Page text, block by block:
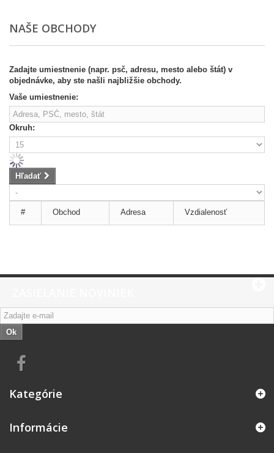
NAŠE OBCHODY
Zadajte umiestnenie (napr. psč, adresu, mesto alebo štát) v
objednávke, aby ste našli najbližšie obchody.
Vaše umiestnenie:
Okruh:
Hľadať
# Obchod Adresa Vzdialenosť
Ok
Kategórie
Informácie